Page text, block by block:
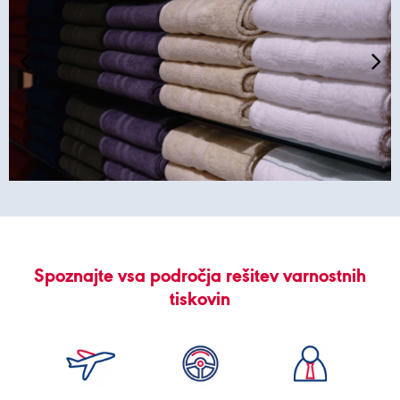
Spoznajte vsa področja rešitev varnostnih
tiskovin